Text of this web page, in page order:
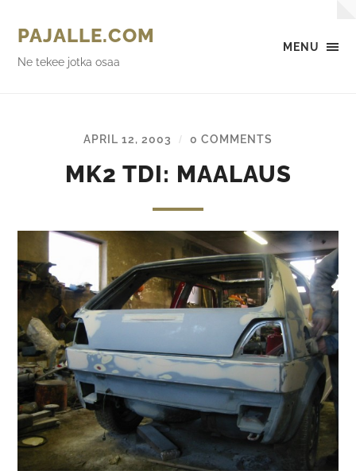
MENU
PAJALLE.COM
Ne tekee jotka osaa
APRIL 12, 2003 / 0 COMMENTS
MK2 TDI: MAALAUS